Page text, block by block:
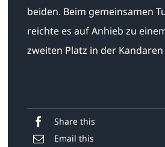
beiden. Beim gemeinsamen
reichte es auf Anhieb zu
zweiten Platz in der Kandaren
Share this
Email this